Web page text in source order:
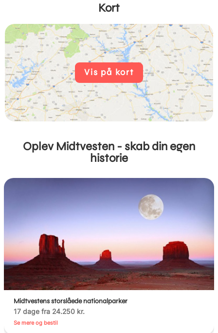
Kort
Vis på kort
Oplev Midtvesten - skab din egen
historie
Midtvestens storslåede nationalparker
17 dage fra 24.250 kr.
Se mere og bestil